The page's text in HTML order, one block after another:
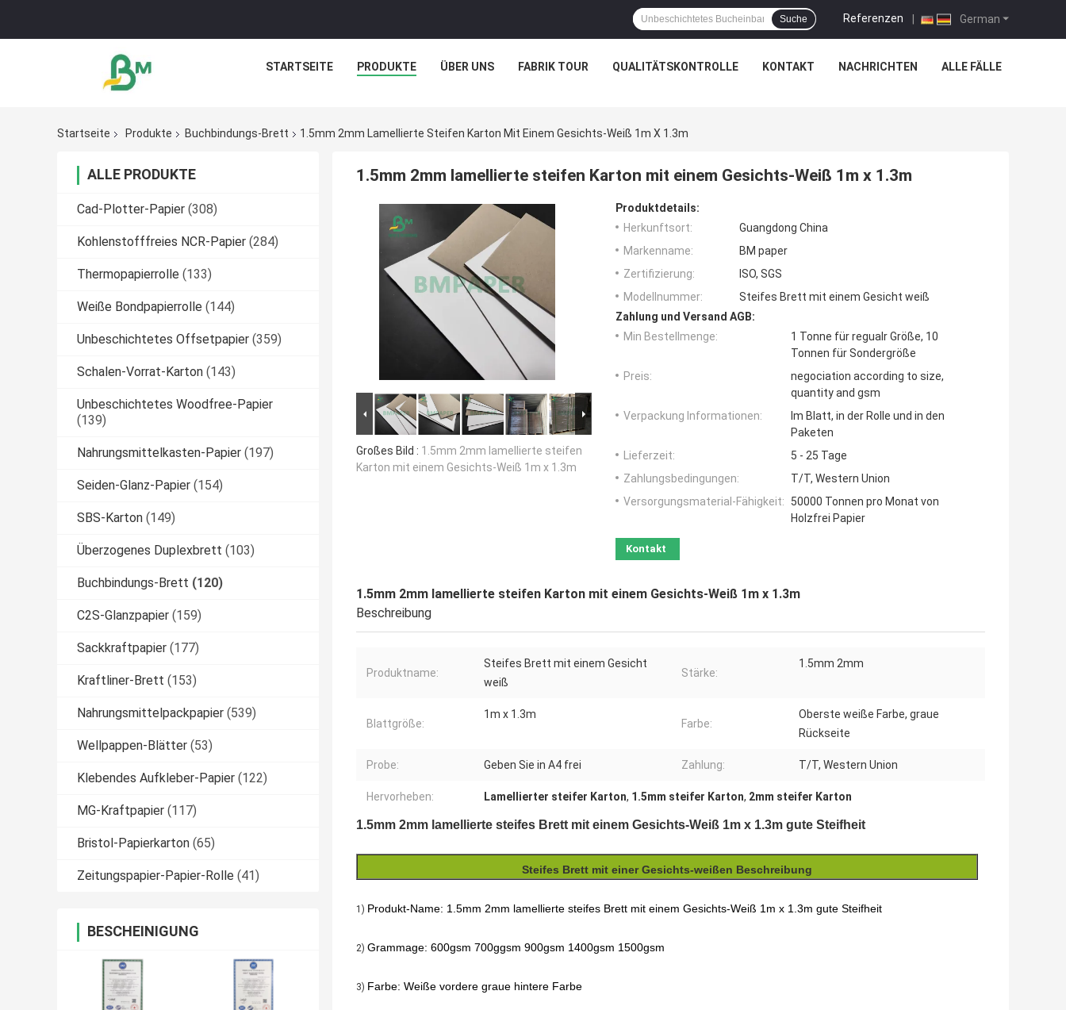
German
Referenzen |
Suche
STARTSEITE PRODUKTE ÜBER UNS FABRIK TOUR QUALITÄTSKONTROLLE KONTAKT NACHRICHTEN ALLE FÄLLE
Startseite Produkte Buchbindungs-Brett 1.5mm 2mm Lamellierte Steifen Karton Mit Einem Gesichts-Weiß 1m X 1.3m
ALLE PRODUKTE
Cad-Plotter-Papier (308)
Kohlenstofffreies NCR-Papier (284)
Thermopapierrolle (133)
Weiße Bondpapierrolle (144)
Unbeschichtetes Offsetpapier (359)
Schalen-Vorrat-Karton (143)
Unbeschichtetes Woodfree-Papier
(139)
Nahrungsmittelkasten-Papier (197)
Seiden-Glanz-Papier (154)
SBS-Karton (149)
Überzogenes Duplexbrett (103)
Buchbindungs-Brett (120)
C2S-Glanzpapier (159)
Sackkraftpapier (177)
Kraftliner-Brett (153)
Nahrungsmittelpackpapier (539)
Wellpappen-Blätter (53)
Klebendes Aufkleber-Papier (122)
MG-Kraftpapier (117)
Bristol-Papierkarton (65)
Zeitungspapier-Papier-Rolle (41)
BESCHEINIGUNG
1.5mm 2mm lamellierte steifen Karton mit einem Gesichts-Weiß 1m x 1.3m
Großes Bild : 1.5mm 2mm lamellierte steifen
Karton mit einem Gesichts-Weiß 1m x 1.3m
Produktdetails:
Herkunftsort:
Guangdong China
Markenname:
BM paper
Zertifizierung:
ISO, SGS
Modellnummer:
Steifes Brett mit einem Gesicht weiß
Zahlung und Versand AGB:
Min Bestellmenge:
1 Tonne für regualr Größe, 10
Tonnen für Sondergröße
Preis:
negociation according to size,
quantity and gsm
Verpackung Informationen:
Im Blatt, in der Rolle und in den
Paketen
Lieferzeit:
5 - 25 Tage
Zahlungsbedingungen:
T/T, Western Union
Versorgungsmaterial-Fähigkeit:
50000 Tonnen pro Monat von
Holzfrei Papier
Kontakt
1.5mm 2mm lamellierte steifen Karton mit einem Gesichts-Weiß 1m x 1.3m
Beschreibung
Produktname:
Steifes Brett mit einem Gesicht
weiß
Stärke:
1.5mm 2mm
Blattgröße:
1m x 1.3m
Farbe:
Oberste weiße Farbe, graue
Rückseite
Probe: Geben Sie in A4 frei Zahlung: T/T, Western Union
Hervorheben: Lamellierter steifer Karton, 1.5mm steifer Karton, 2mm steifer Karton
1.5mm 2mm lamellierte steifes Brett mit einem Gesichts-Weiß 1m x 1.3m gute Steifheit
Steifes Brett mit einer Gesichts-weißen Beschreibung
1) Produkt-Name: 1.5mm 2mm lamellierte steifes Brett mit einem Gesichts-Weiß 1m x 1.3m gute Steifheit
2) Grammage: 600gsm 700ggsm 900gsm 1400gsm 1500gsm
3) Farbe: Weiße vordere graue hintere Farbe